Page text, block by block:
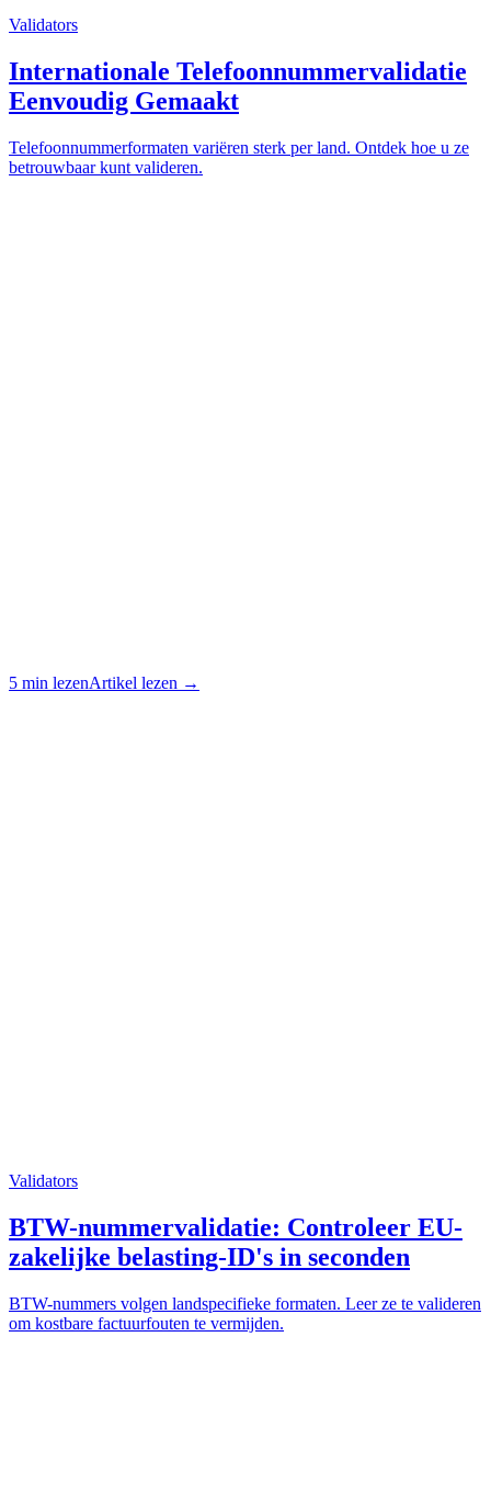
Validators
Internationale Telefoonnummervalidatie
Eenvoudig Gemaakt
Telefoonnummerformaten variëren sterk per land. Ontdek hoe u ze
betrouwbaar kunt valideren.
5 min lezenArtikel lezen →
Validators
BTW-nummervalidatie: Controleer EU-
zakelijke belasting-ID's in seconden
BTW-nummers volgen landspecifieke formaten. Leer ze te valideren
om kostbare factuurfouten te vermijden.